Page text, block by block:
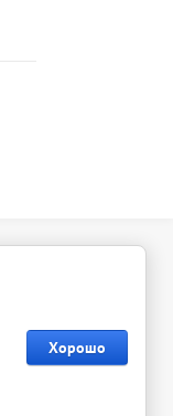
Хорошо